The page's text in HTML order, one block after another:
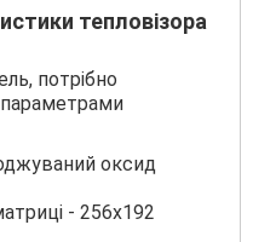
тепловізора
потрібно
оксид
- 256х192